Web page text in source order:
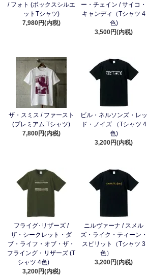
/ フォト (ボックスシルエ
ットTシャツ)
7,980円(内税)
ー・チェイン / サイコ・
キャンディ（Tシャツ 4
色)
3,500円(内税)
ザ・スミス / ファースト
(プレミアム Tシャツ)
7,800円(内税)
ビル・ネルソンズ・レッ
ド・ノイズ （Tシャツ 4
色)
3,200円(内税)
フライグ･リザーズ /
ザ・シークレット・ダ
ブ・ライフ・オブ・ザ・
フライング・リザーズ (T
シャツ 4色)
3,200円(内税)
ニルヴァーナ / スメル
ズ・ライク・ティーン・
スピリット（Tシャツ 3
色）
3,200円(内税)